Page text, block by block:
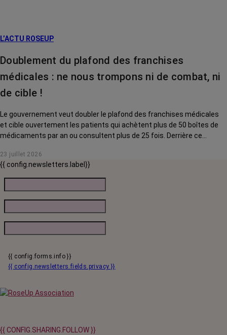
L’ACTU ROSEUP
Doublement du plafond des franchises
médicales : ne nous trompons ni de combat, ni
de cible !
Le gouvernement veut doubler le plafond des franchises médicales
et cible ouvertement les patients qui achètent plus de 50 boîtes de
médicaments par an ou consultent plus de 25 fois. Derrière ce
chroniques, et en premier lieu les personnes touchées par un cancer,
qui vont payer le prix fort. RoseUp alerte : cette mesure ne
responsabilise personne, elle punit des patients qui n'ont pas le choix.
23 juillet 2026
{{ config.newsletters.label}}
{{ config.forms.info }}
{{ config.newsletters.fields.privacy }}
{{ CONFIG.SHARING.FOLLOW }}